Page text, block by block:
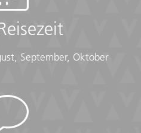
exkl. Anreise
September, Oktober